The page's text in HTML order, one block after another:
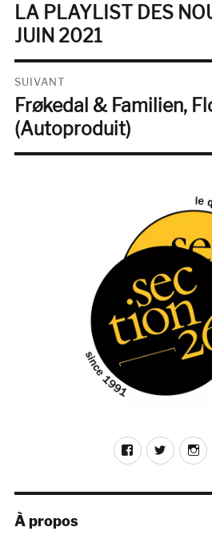
de
l’article
Publication
précédente :
LA PLAYLIST DES
JUIN 2021
SUIVANT
Publication
suivante :
Frøkedal & Familien,
(Autoproduit)
Facebook
À propos